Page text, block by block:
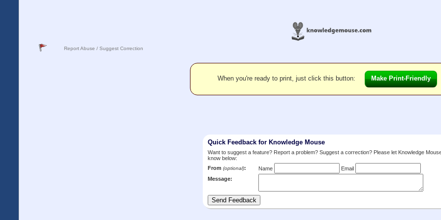
Report Abuse / Suggest Correction
When you're ready to print, just click this button: Make Print-Friendly
Quick Feedback for Knowledge Mouse
Want to suggest a feature? Report a problem? Suggest a correction? Please let Knowledge
know below:
From (optional): Name
Email
Message: